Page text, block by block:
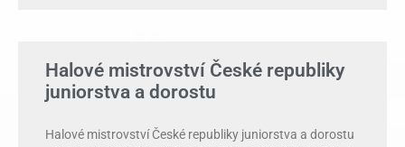
Halové mistrovství České republiky
juniorstva a dorostu
Halové mistrovství České republiky juniorstva a dorostu